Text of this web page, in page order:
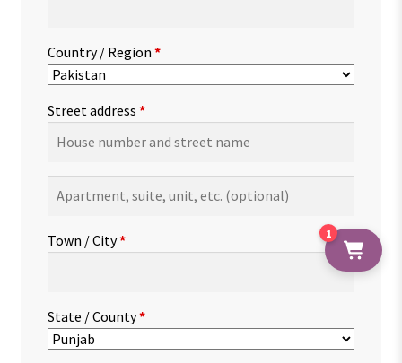
Country / Region *
Street address *
suite,
etc.(optional)
Town / City*
State / County*
1